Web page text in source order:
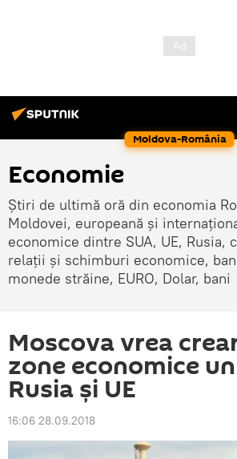
Moldova-România
Economie
Știri de ultimă oră din economia
Moldovei, europeană și
economice dintre SUA, UE, Rusia,
relații și schimburi economice,
monede străine, EURO, Dolar, bani
Moscova vrea
zone economice
Rusia şi UE
16:06 28.09.2018